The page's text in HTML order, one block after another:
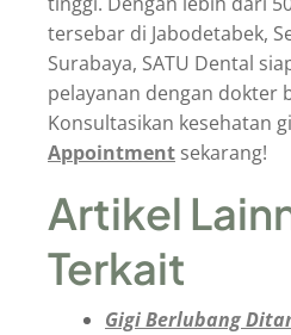
tersebar di Jabodetabek,
Surabaya, SATU Dental
pelayanan dengan dokter
Konsultasikan kesehatan
Appointment sekarang!
Artikel
Terkait
Gigi Berlubang